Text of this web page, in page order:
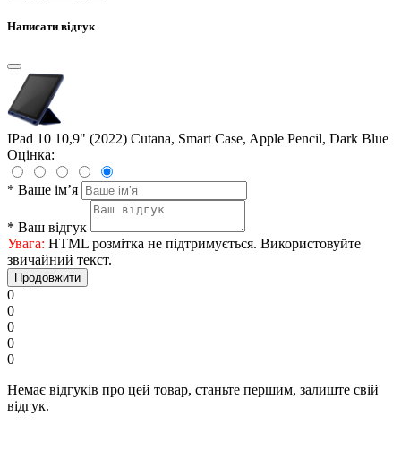
Написати відгук
IPad 10 10,9" (2022) Cutana, Smart Case, Apple Pencil, Dark Blue
Оцінка:
* Ваше ім’я
* Ваш відгук
Увага: HTML розмітка не підтримується. Використовуйте
звичайний текст.
Продовжити
0
0
0
0
0
Немає відгуків про цей товар, станьте першим, залиште свій
відгук.